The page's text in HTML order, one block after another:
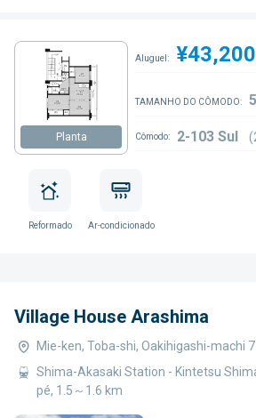
Planta
Aluguel: ¥43,200
TAMANHO DO CÔMODO:
Cômodo: 2-103 Sul
Reformado Ar-condicionado
Village House Arashima
Mie-ken, Toba-shi, Oakihigashi-machi
Shima-Akasaki Station - Kintetsu
pé, 1.5～1.6 km